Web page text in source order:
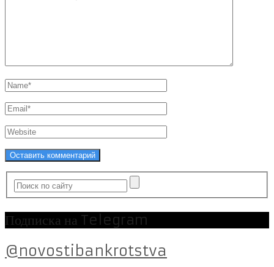
Подписка на Telegram
@novostibankrotstva